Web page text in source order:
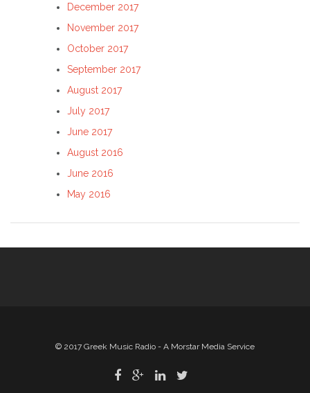
December 2017
November 2017
October 2017
September 2017
August 2017
July 2017
June 2017
August 2016
June 2016
May 2016
© 2017 Greek Music Radio - A Morstar Media Service